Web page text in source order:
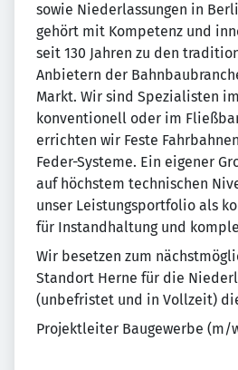
sowie Niederlassungen in
gehört mit Kompetenz und
seit 130 Jahren zu den
Anbietern der
Markt. Wir sind Spezialisten
konventionell oder im
errichten wir Feste
Feder-Systeme. Ein eigener
auf höchstem technischen
unser Leistungsportfolio als
für Instandhaltung und
Wir besetzen zum
Standort Herne für die
(unbefristet und in Vollzeit)
Projektleiter Baugewerbe (m/